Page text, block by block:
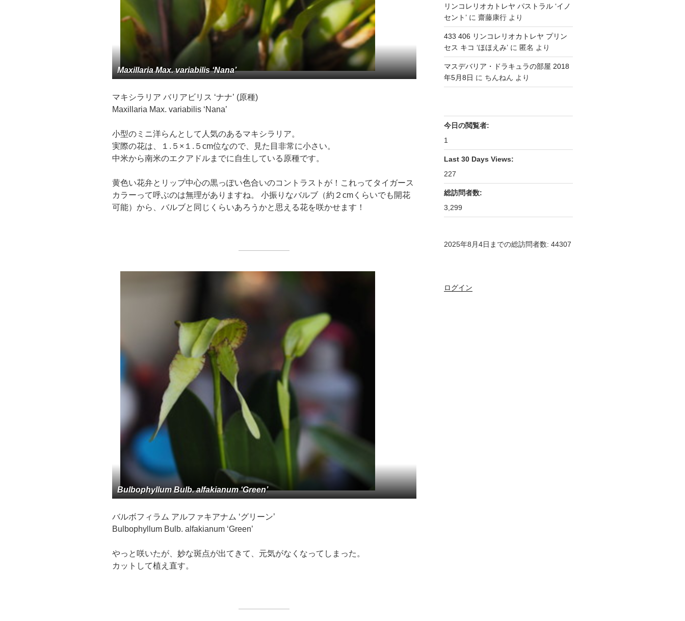
Maxillaria Max. variabilis ‘Nana’
マキシラリア バリアビリス ‘ナナ’ (原種)
Maxillaria Max. variabilis ‘Nana’
小型のミニ洋らんとして人気のあるマキシラリア。
実際の花は、１.５×１.５cm位なので、見た目非常に小さい。
中米から南米のエクアドルまでに自生している原種です。
黄色い花弁とリップ中心の黒っぽい色合いのコントラストが！これってタイガース
カラーって呼ぶのは無理がありますね。 小振りなバルブ（約２cmくらいでも開花
可能）から、バルブと同じくらいあろうかと思える花を咲かせます！
Bulbophyllum Bulb. alfakianum ‘Green’
バルボフィラム アルファキアナム ‘グリーン’
Bulbophyllum Bulb. alfakianum ‘Green’
やっと咲いたが、妙な斑点が出てきて、元気がなくなってしまった。
カットして植え直す。
リンコレリオカトレヤ パストラル ‘イノ
セント’に 齋藤康行より
433 406 リンコレリオカトレヤ プリン
セス キコ ‘ほほえみ’に 匿名 より
マスデバリア・ドラキュラの部屋 2018
年5月8日 に ちんねん より
今日の閲覧者:
1
Last 30 Days Views:
227
総訪問者数:
3,299
2025年8月4日までの総訪問者数: 44307
ログイン